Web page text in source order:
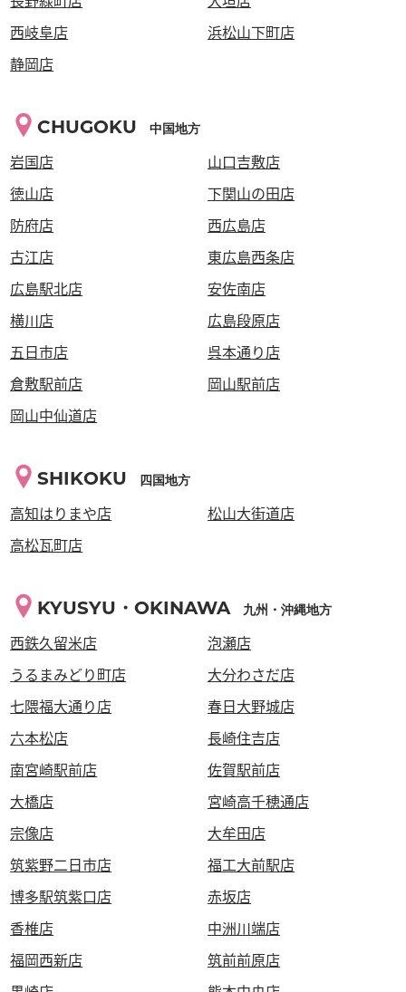
西岐阜店
浜松山下町店
静岡店
CHUGOKU 中国地方
岩国店
山口吉敷店
徳山店
下関山の田店
防府店
西広島店
古江店
東広島西条店
広島駅北店
安佐南店
横川店
広島段原店
五日市店
呉本通り店
倉敷駅前店
岡山駅前店
岡山中仙道店
SHIKOKU 四国地方
高知はりまや店
松山大街道店
高松瓦町店
KYUSYU・OKINAWA 九州・沖縄地方
西鉄久留米店
泡瀬店
うるまみどり町店
大分わさだ店
七隈福大通り店
春日大野城店
六本松店
長崎住吉店
南宮崎駅前店
佐賀駅前店
大橋店
宮崎高千穂通店
宗像店
大牟田店
筑紫野二日市店
福工大前駅店
博多駅筑紫口店
赤坂店
香椎店
中洲川端店
福岡西新店
筑前前原店